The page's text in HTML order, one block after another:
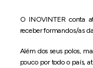
O INOVINTER conta
receber formandos/as
Além dos seus polos,
pouco por todo o país,